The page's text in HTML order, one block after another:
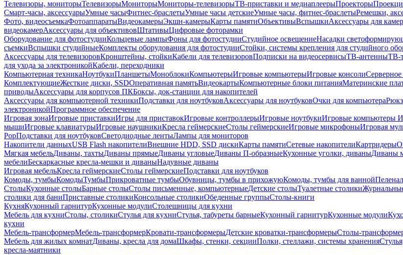
Телевизоры, мониторыТелевизорыМониторыМониторы-телевизорыТВ-приставки и медиаплеерыПроекторы
Смарт-часы, аксессуарыУмные часыФитнес-браслетыУмные часы детскиеУмные часы, фитнес-браслетыРемешки,
Фото, видеосъемкаФотоаппаратыВидеокамерыЭкшн-камерыКарты памятиОбъективыВспышкиАксессуары для камер
видеокамерАксессуары для объективовШтативыЦифровые фоторамки
Оборудование для фотостудииКольцевые лампыФоны для фотостудииСтудийное освещениеНасадки
съемкиВспышки студийныеКомплекты оборудования для фотостудииСтойки, системы крепления для студийного
Аксессуары для телевизоровКронштейны, стойкиКабели для телевизоровПодписки на видеосервисыТВ-антенныТВ-
для ухода за электроникойКабели, переходники
Компьютерная техникаНоутбукиПланшетыМоноблокиКомпьютерыИгровые компьютерыИгровые консоли
КомплектующиеЖесткие диски, SSDОперативная памятьВидеокартыКомпьютерные блоки питанияМатеринские
приводыАксессуары для корпусов ПКБоксы, док-станции для накопителей
Аксессуары для компьютерной техникиПодставки для ноутбуковАксессуары для ноутбуковОчки для компьютера
электроникойПрограммное обеспечение
Игровая зонаИгровые приставкиИгры для приставокИгровые контроллерыИгровые ноутбукиИгровые компьютеры
мышиИгровые клавиатурыИгровые наушникиКресла геймерскиеСтолы геймерскиеИгровые микрофоныИгровая
PopПодставки для ноутбуковСветодиодные лентыЛампы для мониторов
Накопители данныхUSB Flash накопителиВнешние HDD, SSD дискиКарты памятиСетевые накопителиКартридеры
Мягкая мебельДиваны, тахтыДиваны прямыеДиваны угловыеДиваны П-образныеКухонные уголки, диваныДиваны
мебелиБескаркасные кресла-мешки и диваныНадувные диваны
Игровая мебельКресла геймерскиеСтолы геймерскиеПодставки для ноутбуков
Комоды, тумбыКомодыТумбыПрикроватные тумбыОбувницы, тумбы в прихожуюКомоды, тумбы для ванной
СтолыКухонные столыБарные столыСтолы письменные, компьютерныеДетские столыТуалетные столики
столики для баниПриставные столикиКонсольные столикиОбеденные группыСтолы-книги
КухняКухонный гарнитурКухонные модулиСтолешницы для кухни
Мебель для кухниСтолы, столикиСтулья для кухниСтулья, табуреты барныеКухонный гарнитурКухонные модули
кухни
Мебель-трансформерМебель-трансформерКровати-трансформерыДетские кроватки-трансформерыСтолы-
Мебель для жилых комнатДиваны, кресла для домаШкафы, стенки, секцииПолки, стеллажи, системы хранения
кресла-маятники